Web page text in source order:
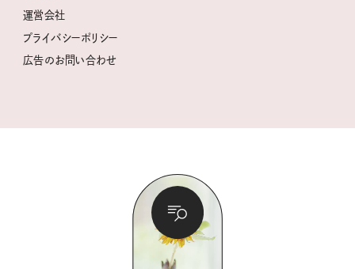
豆柴・まもるくんの旅日記
柳沢小実さんのお散歩するようなゆるり旅
valoさんのかわいいもの探し
ノーラのフィンランド旅気分
運営会社
プライバシーポリシー
広告のお問い合わせ